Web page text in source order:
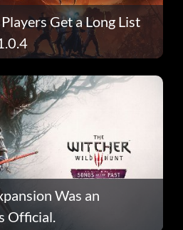
Get a Long List
Was an
Official.